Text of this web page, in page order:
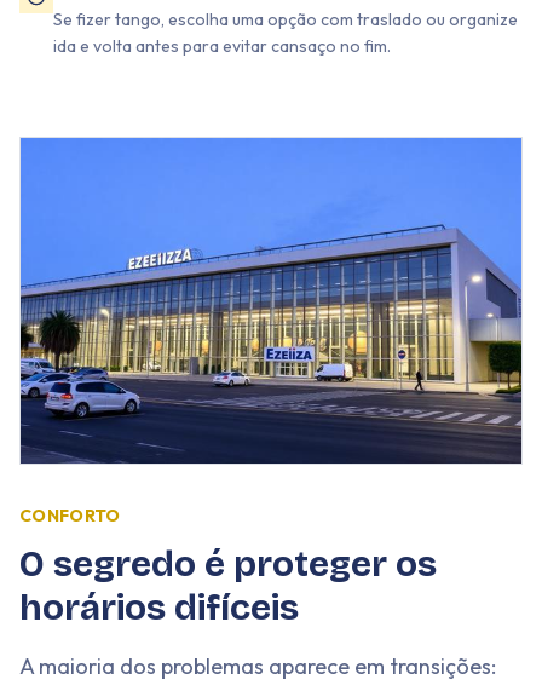
Se fizer tango, escolha uma opção com traslado ou organize
ida e volta antes para evitar cansaço no fim.
CONFORTO
O segredo é proteger os
horários difíceis
A maioria dos problemas aparece em transições: